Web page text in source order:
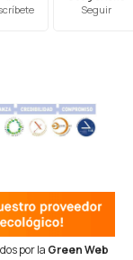
Seguir
por la Green Web